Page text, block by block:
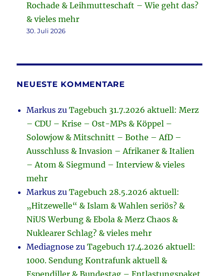
Rochade & Leihmutteschaft – Wie geht das?
& vieles mehr
30. Juli 2026
NEUESTE KOMMENTARE
Markus zuTagebuch 31.7.2026 aktuell: Merz
– CDU – Krise – Ost-MPs & Köppel –
Solowjow & Mitschnitt – Bothe – AfD –
Ausschluss & Invasion – Afrikaner & Italien
– Atom & Siegmund – Interview & vieles
mehr
Markus zuTagebuch 28.5.2026 aktuell:
„Hitzewelle“ & Islam & Wahlen seriös? &
NiUS Werbung & Ebola & Merz Chaos &
Nuklearer Schlag? & vieles mehr
Mediagnose zuTagebuch 17.4.2026 aktuell:
1000. Sendung Kontrafunk aktuell &